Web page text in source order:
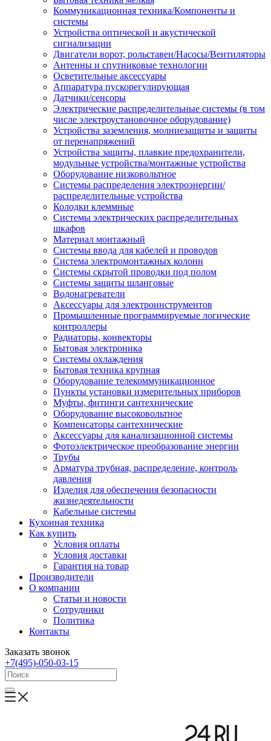
Коммуникационная техника/Компоненты и
системы
Устройства оптической и акустической
сигнализации
Двигатели ворот, рольставен/Насосы/Вентиляторы
Антенны и спутниковые технологии
Осветительные аксессуары
Аппаратура пускорегулирующая
Датчики/сенсоры
Электрические распределительные системы (в том
числе электроустановочное оборудование)
Устройства заземления, молниезащиты и защиты
от перенапряжений
Устройства защиты, плавкие предохранители,
модульные устройства/монтажные устройства
Оборудование низковольтное
Системы распределения электроэнергии/
распределительные устройства
Колодки клеммные
Системы электрических распределительных
шкафов
Материал монтажный
Системы ввода для кабелей и проводов
Система электромонтажных колонн
Системы скрытой проводки под полом
Системы защиты шланговые
Водонагреватели
Аксессуары для электроинструментов
Промышленные программируемые логические
контроллеры
Радиаторы, конвекторы
Бытовая электроника
Системы охлаждения
Бытовая техника крупная
Оборудование телекоммуникационное
Пункты установки измерительных приборов
Муфты, фитинги сантехнические
Оборудование высоковольтное
Компенсаторы сантехнические
Аксессуары для канализационной системы
Фотоэлектрическое преобразование энергии
Трубы
Арматура трубная, распределение, контроль
давления
Изделия для обеспечения безопасности
жизнедеятельности
Кабельные системы
Кухонная техника
Как купить
Условия оплаты
Условия доставки
Гарантия на товар
Производители
О компании
Статьи и новости
Сотрудники
Политика
Контакты
Заказать звонок
+7(495)-050-03-15